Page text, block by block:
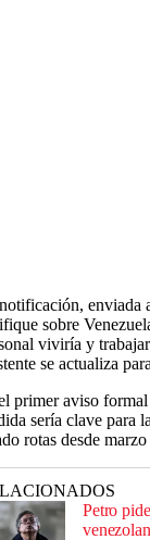
enviada
sobre
viviría y
se actualiza
primer aviso
sería clave para
rotas desde
Petro